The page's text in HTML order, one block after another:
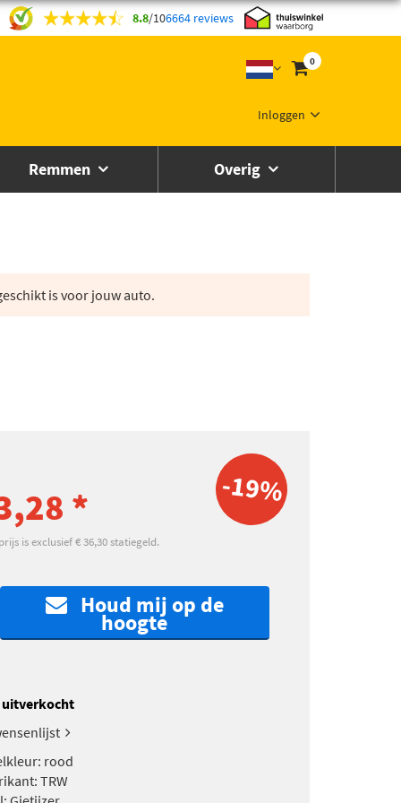
8.8/106664 reviews
0
Inloggen
Remmen Overig
is voor jouw auto.
-19%
*
is exclusief € 36,30 statiegeld.
Houd mij op de
hoogte
rood
TRW